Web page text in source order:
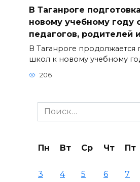
В Таганроге
новому учебному году
педагогов, родителей
В Таганроге продолжается
школ к новому учебному
206
Search
for:
Пн Вт Ср Чт Пт
3
4 5 6 7